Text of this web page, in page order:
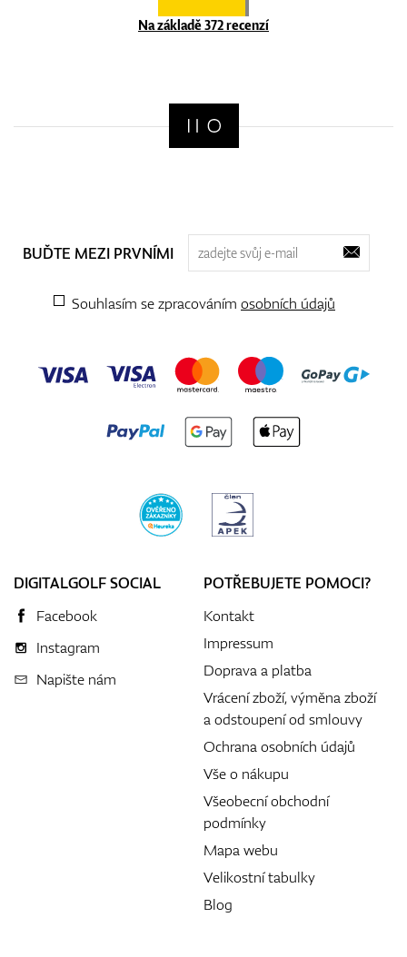
Na základě 372 recenzí
BUĎTE MEZI PRVNÍMI
Souhlasím se zpracováním osobních údajů
DIGITALGOLF SOCIAL
Facebook
Instagram
Napište nám
POTŘEBUJETE POMOCI?
Kontakt
Impressum
Doprava a platba
Vrácení zboží, výměna zboží
a odstoupení od smlouvy
Ochrana osobních údajů
Vše o nákupu
Všeobecní obchodní
podmínky
Mapa webu
Velikostní tabulky
Blog